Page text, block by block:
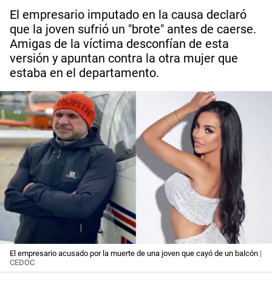
El empresario imputado en la causa declaró
que la joven sufrió un "brote" antes de caerse.
Amigas de la víctima desconfían de esta
versión y apuntan contra la otra mujer que
estaba en el departamento.
El empresario acusado por la muerte de una joven que cayó de un balcón |
CEDOC